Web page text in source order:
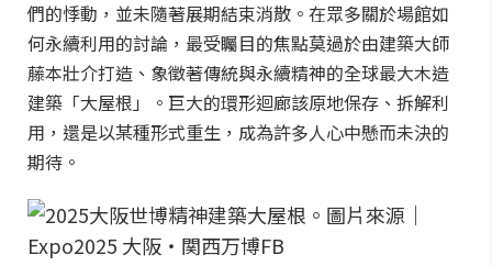
們的悸動，並未隨著展期結束消散。在眾多關於場館如
何永續利用的討論，最受矚目的焦點莫過於由建築大師
藤本壯介打造、象徵著傳統與永續精神的全球最大木造
建築「大屋根」。巨大的環形迴廊該原地保存、拆解利
用，還是以某種形式重生，成為許多人心中懸而未決的
期待。